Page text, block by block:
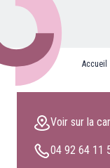
Clients
Blog
Accueil
Voir sur la
04 92 64 11